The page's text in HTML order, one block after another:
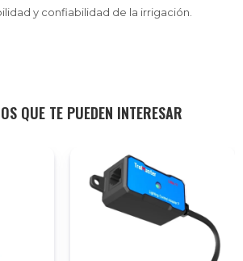
y confiabilidad de la irrigación.
QUE TE PUEDEN INTERESAR